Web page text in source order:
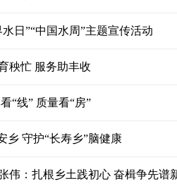
日”“中国水周”主题宣传活动
秧忙 服务助丰收
“线” 质量看“房”
乡 守护“长寿乡”脑健康
伟：扎根乡土践初心 奋楫争先谱